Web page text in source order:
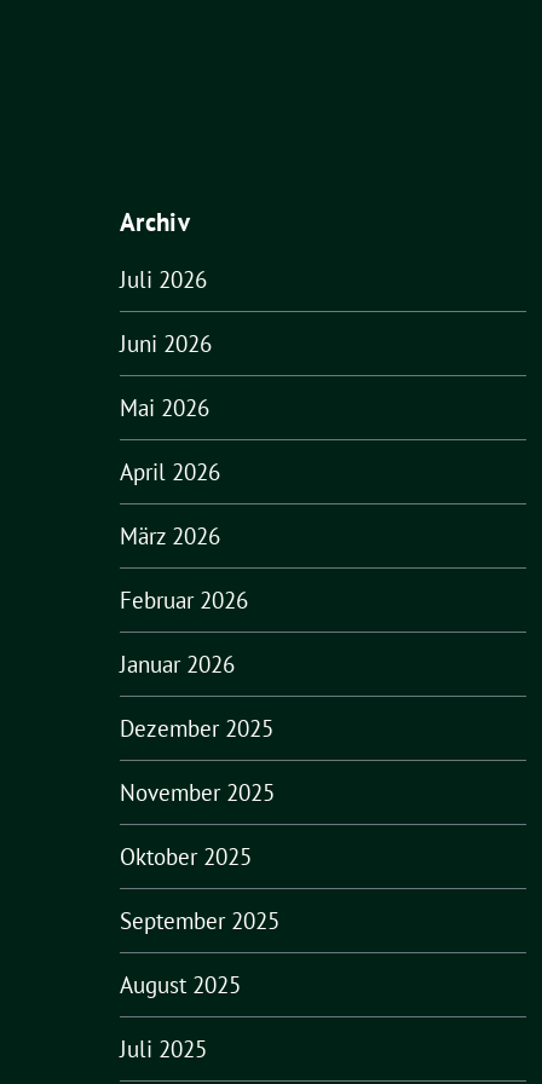
Archiv
Juli 2026
Juni 2026
Mai 2026
April 2026
März 2026
Februar 2026
Januar 2026
Dezember 2025
November 2025
Oktober 2025
September 2025
August 2025
Juli 2025